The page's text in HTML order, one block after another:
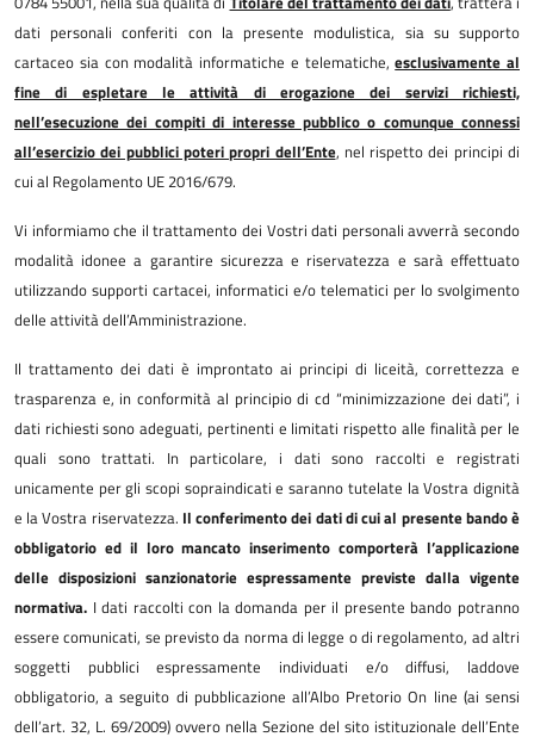
dati personali conferiti con la presente modulistica, sia su supporto
cartaceo sia con modalità informatiche e telematiche,esclusivamente al
fine di espletare le attività di erogazione dei servizi richiesti,
nell’esecuzione dei compiti di interesse pubblico o comunque connessi
all’esercizio dei pubblici poteri propri dell’Ente, nel rispetto dei principi di
cui al Regolamento UE 2016/679.
Vi informiamo che il trattamento dei Vostri dati personali avverrà secondo
modalità idonee a garantire sicurezza e riservatezza e sarà effettuato
utilizzando supporti cartacei, informatici e/o telematici per lo svolgimento
delle attività dell’Amministrazione.
Il trattamento dei dati è improntato ai principi di liceità, correttezza e
trasparenza e, in conformità al principio di cd “minimizzazione dei dati”, i
dati richiesti sono adeguati, pertinenti e limitati rispetto alle finalità per le
quali sono trattati. In particolare, i dati sono raccolti e registrati
unicamente per gli scopi sopraindicati e saranno tutelate la Vostra dignità
e la Vostra riservatezza. Il conferimento dei dati di cui al presente bando è
obbligatorio ed il loro mancato inserimento comporterà l’applicazione
delle disposizioni sanzionatorie espressamente previste dalla vigente
normativa. I dati raccolti con la domanda per il presente bando potranno
essere comunicati, se previsto da norma di legge o di regolamento, ad altri
soggetti pubblici espressamente individuati e/o diffusi, laddove
obbligatorio, a seguito di pubblicazione all’Albo Pretorio On line (ai sensi
dell’art. 32, L. 69/2009) ovvero nella Sezione del sito istituzionale dell’Ente